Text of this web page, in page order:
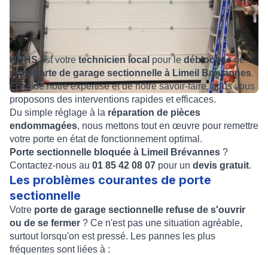
HBHSest votretechnicien local pour le déblocagede
votreporte de garage sectionnelle à Limeil Brévannes.
Forts de notre expertise et de notre savoir-faire, nous vous
proposons des interventions rapides et efficaces.
Du simple réglage à la réparation de pièces
endommagées, nous mettons tout en œuvre pour remettre
votre porte en état de fonctionnement optimal.
Porte sectionnelle bloquée à Limeil Brévannes ?
Contactez-nous au 01 85 42 08 07 pour un devis gratuit.
Les problèmes courantes de porte
sectionnelle
Votre porte de garage sectionnelle refuse de s'ouvrir
ou de se fermer ? Ce n'est pas une situation agréable,
surtout lorsqu'on est pressé. Les pannes les plus
fréquentes sont liées à :